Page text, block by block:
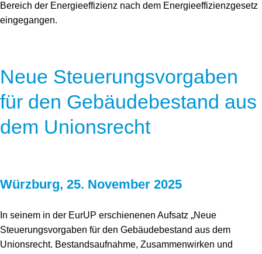
Bereich der Energieeffizienz nach dem Energieeffizienzgesetz
eingegangen.
Neue Steuerungsvorgaben
für den Gebäudebestand aus
dem Unionsrecht
Würzburg, 25. November 2025
In seinem in der EurUP erschienenen Aufsatz „Neue
Steuerungsvorgaben für den Gebäudebestand aus dem
Unionsrecht. Bestandsaufnahme, Zusammenwirken und